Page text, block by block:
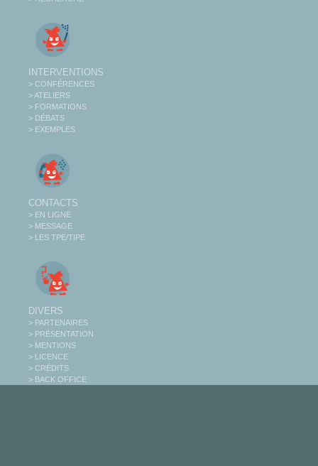
INTERVENTIONS
> CONFÉRENCES
> ATELIERS
> FORMATIONS
> DÉBATS
> EXEMPLES
CONTACTS
> EN LIGNE
> MESSAGE
> LES TPE/TIPE
DIVERS
> PARTENAIRES
> PRÉSENTATION
> MENTIONS
> LICENCE
> CRÉDITS
> BACK OFFICE